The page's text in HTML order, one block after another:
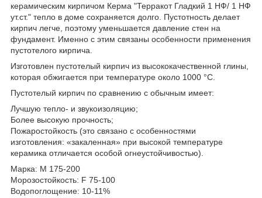
керамическим кирпичом Керма "Терракот Гладкий 1 НФ/ 1 НФ
ут.ст." тепло в доме сохраняется долго. Пустотность делает
кирпич легче, поэтому уменьшается давление стен на
фундамент. Именно с этим связаны особенности применения
пустотелого кирпича.
Изготовлен пустотелый кирпич из высококачественной глины,
которая обжигается при температуре около 1000 °C.
Пустотелый кирпич по сравнению с обычным имеет:
Лучшую тепло- и звукоизоляцию;
Более высокую прочность;
Пожаростойкость (это связано с особенностями
изготовления: «закаленная» при высокой температуре
керамика отличается особой огнеустойчивостью).
Марка: М 175-200
Морозостойкость: F 75-100
Водопоглощение: 10-11%